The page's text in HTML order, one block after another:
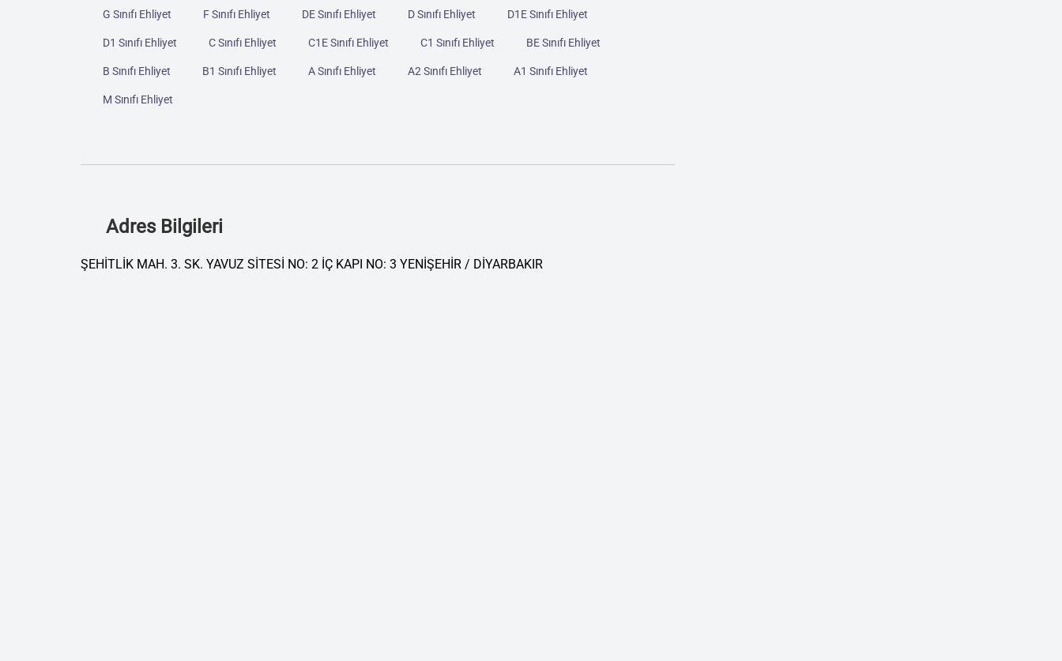
G Sınıfı Ehliyet F Sınıfı Ehliyet DE Sınıfı Ehliyet D Sınıfı Ehliyet D1E Sınıfı Ehliyet
D1 Sınıfı Ehliyet C Sınıfı Ehliyet C1E Sınıfı Ehliyet C1 Sınıfı Ehliyet BE Sınıfı Ehliyet
B Sınıfı Ehliyet B1 Sınıfı Ehliyet A Sınıfı Ehliyet A2 Sınıfı Ehliyet A1 Sınıfı Ehliyet
M Sınıfı Ehliyet
Adres Bilgileri
ŞEHİTLİK MAH. 3. SK. YAVUZ SİTESİ NO: 2 İÇ KAPI NO: 3 YENİŞEHİR / DİYARBAKIR